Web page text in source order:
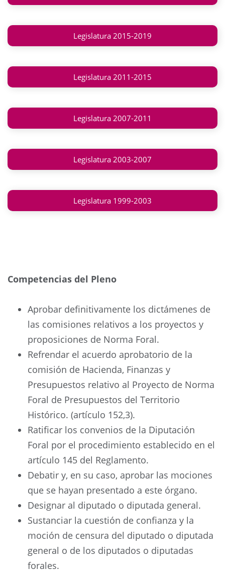
Legislatura 2015-2019
Legislatura 2011-2015
Legislatura 2007-2011
Legislatura 2003-2007
Legislatura 1999-2003
Competencias del Pleno
Aprobar definitivamente los dictámenes de
las comisiones relativos a los proyectos y
proposiciones de Norma Foral.
Refrendar el acuerdo aprobatorio de la
comisión de Hacienda, Finanzas y
Presupuestos relativo al Proyecto de Norma
Foral de Presupuestos del Territorio
Histórico. (artículo 152,3).
Ratificar los convenios de la Diputación
Foral por el procedimiento establecido en el
artículo 145 del Reglamento.
Debatir y, en su caso, aprobar las mociones
que se hayan presentado a este órgano.
Designar al diputado o diputada general.
Sustanciar la cuestión de confianza y la
moción de censura del diputado o diputada
general o de los diputados o diputadas
forales.